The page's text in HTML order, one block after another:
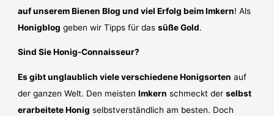
auf unserem Bienen Blog und viel Erfolg beim Imkern! Als
Honigblog geben wir Tipps für dassüße Gold.
Sind Sie Honig-Connaisseur?
Es gibt unglaublich viele verschiedene Honigsorten auf
der ganzen Welt. Den meistenImkern schmeckt derselbst
erarbeitete Honig selbstverständlich am besten. Doch